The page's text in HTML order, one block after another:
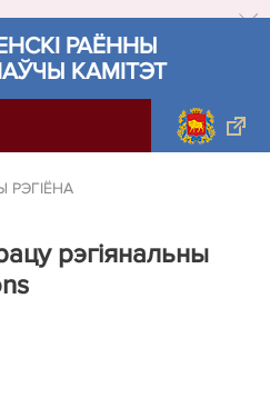
РАЁННЫ
КАМІТЭТ
РЭГIЁНА
рэгіянальны